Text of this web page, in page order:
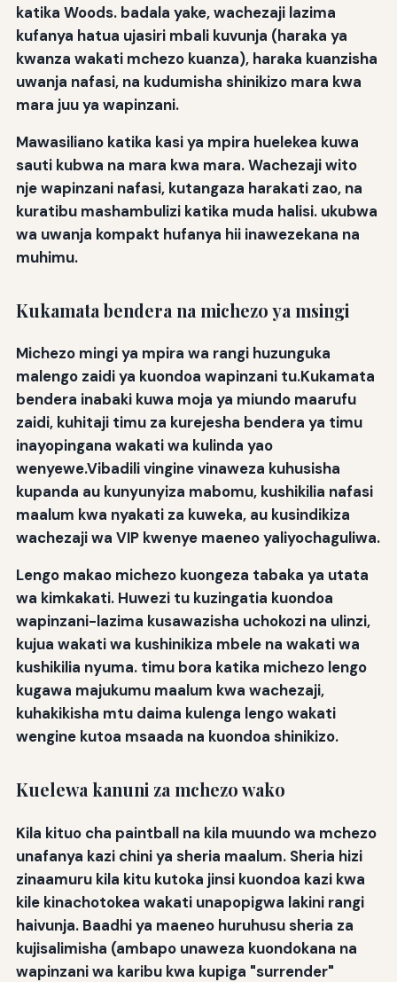
katika Woods. badala yake, wachezaji lazima
kufanya hatua ujasiri mbali kuvunja (haraka ya
kwanza wakati mchezo kuanza), haraka kuanzisha
uwanja nafasi, na kudumisha shinikizo mara kwa
mara juu ya wapinzani.
Mawasiliano katika kasi ya mpira huelekea kuwa
sauti kubwa na mara kwa mara. Wachezaji wito
nje wapinzani nafasi, kutangaza harakati zao, na
kuratibu mashambulizi katika muda halisi. ukubwa
wa uwanja kompakt hufanya hii inawezekana na
muhimu.
Kukamata bendera na michezo ya msingi
Michezo mingi ya mpira wa rangi huzunguka
malengo zaidi ya kuondoa wapinzani tu.Kukamata
bendera inabaki kuwa moja ya miundo maarufu
zaidi, kuhitaji timu za kurejesha bendera ya timu
inayopingana wakati wa kulinda yao
wenyewe.Vibadili vingine vinaweza kuhusisha
kupanda au kunyunyiza mabomu, kushikilia nafasi
maalum kwa nyakati za kuweka, au kusindikiza
wachezaji wa VIP kwenye maeneo yaliyochaguliwa.
Lengo makao michezo kuongeza tabaka ya utata
wa kimkakati. Huwezi tu kuzingatia kuondoa
wapinzani-lazima kusawazisha uchokozi na ulinzi,
kujua wakati wa kushinikiza mbele na wakati wa
kushikilia nyuma. timu bora katika michezo lengo
kugawa majukumu maalum kwa wachezaji,
kuhakikisha mtu daima kulenga lengo wakati
wengine kutoa msaada na kuondoa shinikizo.
Kuelewa kanuni za mchezo wako
Kila kituo cha paintball na kila muundo wa mchezo
unafanya kazi chini ya sheria maalum. Sheria hizi
zinaamuru kila kitu kutoka jinsi kuondoa kazi kwa
kile kinachotokea wakati unapopigwa lakini rangi
haivunja. Baadhi ya maeneo huruhusu sheria za
kujisalimisha (ambapo unaweza kuondokana na
wapinzani wa karibu kwa kupiga "surrender"